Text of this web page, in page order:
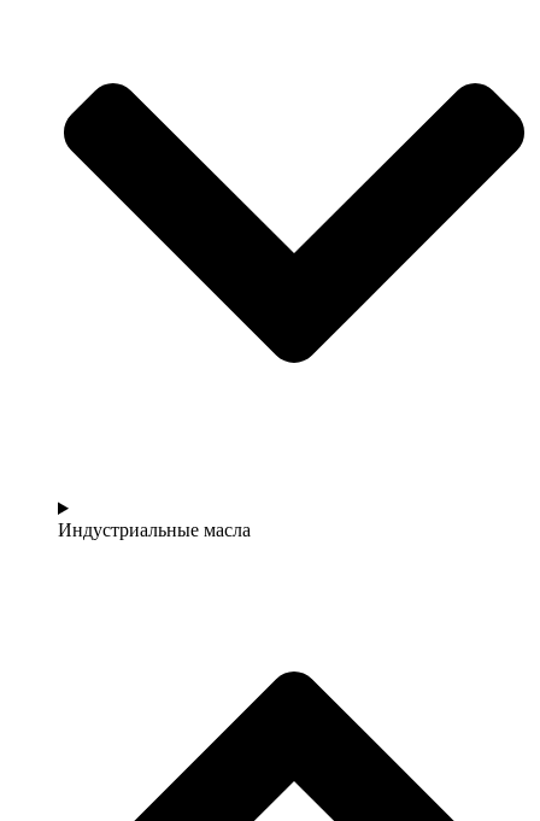
Индустриальные масла